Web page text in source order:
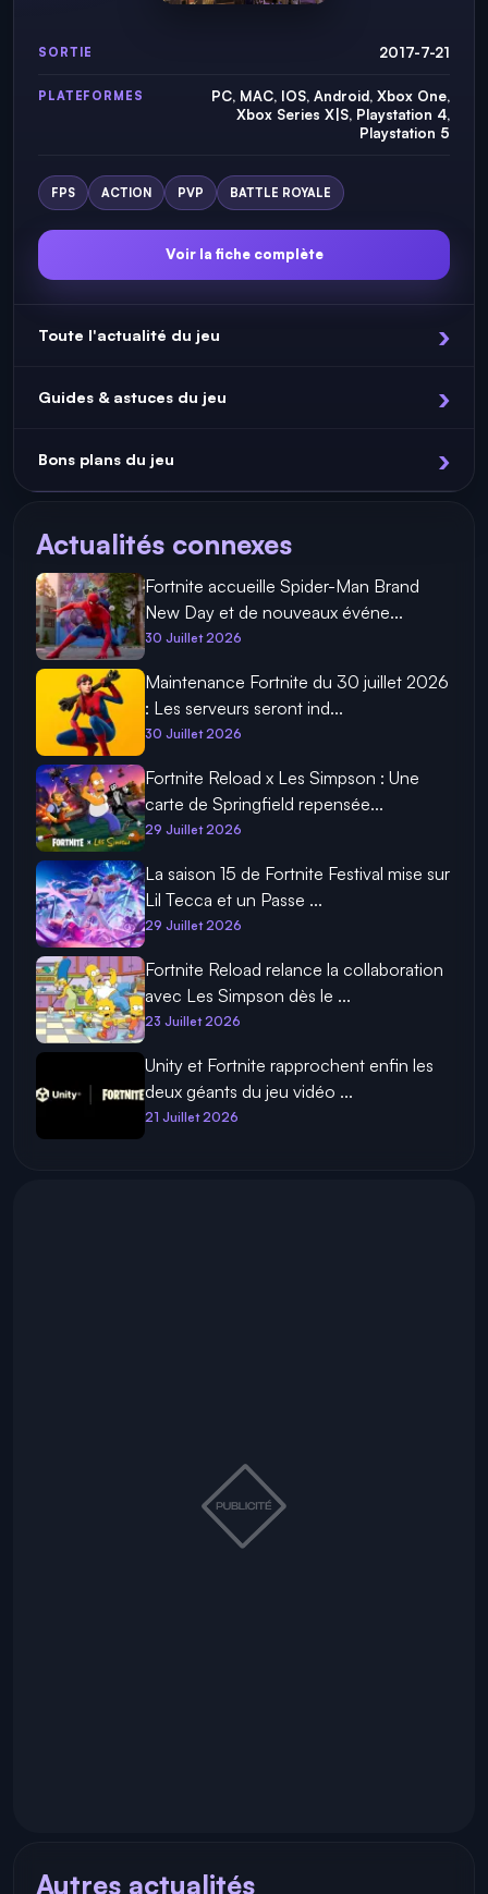
SORTIE 2017-7-21
PLATEFORMES
PC, MAC, IOS, Android, Xbox One,
Xbox Series X|S, Playstation 4,
Playstation 5
FPS ACTION PVP BATTLE ROYALE
Voir la fiche complète
Toute l'actualité du jeu
Guides & astuces du jeu
Bons plans du jeu
Actualités connexes
Fortnite accueille Spider-Man Brand
New Day et de nouveaux événe...
30 Juillet 2026
Maintenance Fortnite du 30 juillet 2026
: Les serveurs seront ind...
30 Juillet 2026
Fortnite Reload x Les Simpson : Une
carte de Springfield repensée...
29 Juillet 2026
La saison 15 de Fortnite Festival mise sur
Lil Tecca et un Passe ...
29 Juillet 2026
Fortnite Reload relance la collaboration
avec Les Simpson dès le ...
23 Juillet 2026
Unity et Fortnite rapprochent enfin les
deux géants du jeu vidéo ...
21 Juillet 2026
Autres actualités